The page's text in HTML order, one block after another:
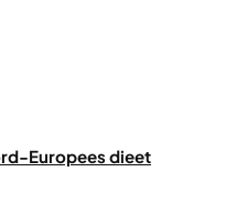
Europees dieet